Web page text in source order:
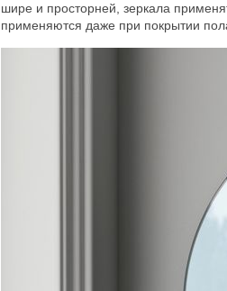
шире и просторней, зеркала
применяются даже при покрытии